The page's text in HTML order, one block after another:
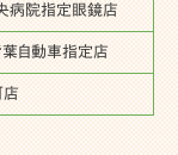
病院指定眼鏡店
葉自動車指定店
店